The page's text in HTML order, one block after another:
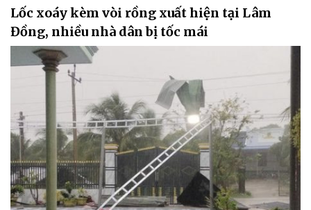
Lốc xoáy kèm vòi rồng xuất hiện tại Lâm
Đồng, nhiều nhà dân bị tốc mái